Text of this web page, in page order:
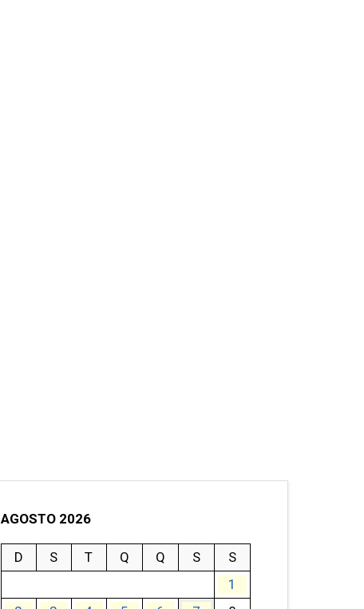
AGOSTO 2026
D S T Q Q S
S
1